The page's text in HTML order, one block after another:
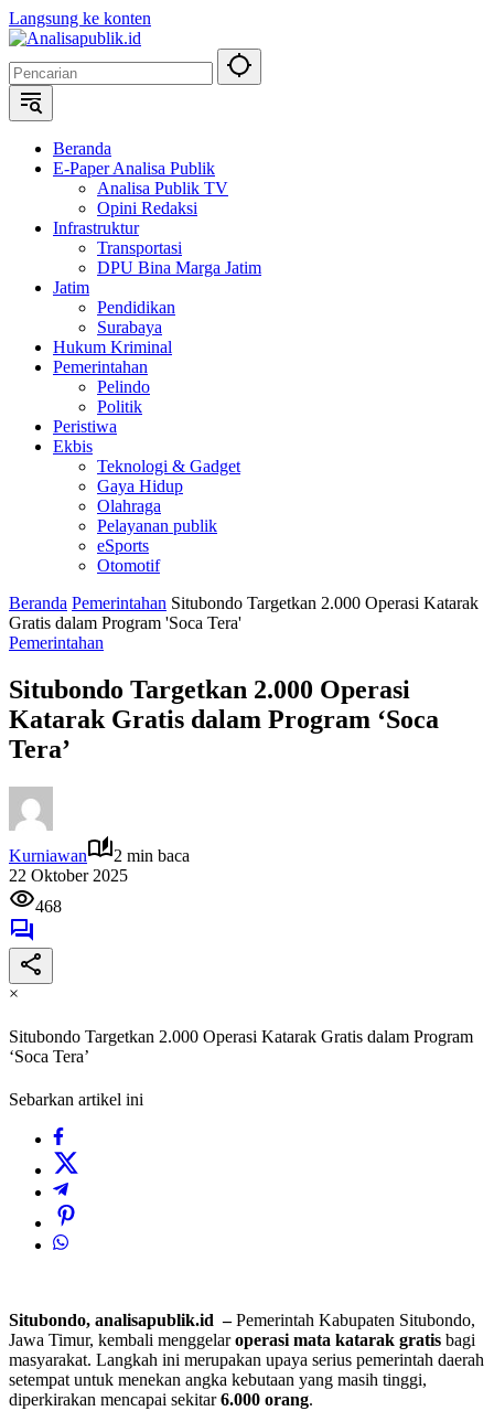
Langsung ke konten
Beranda
E-Paper Analisa Publik
Analisa Publik TV
Opini Redaksi
Infrastruktur
Transportasi
DPU Bina Marga Jatim
Jatim
Pendidikan
Surabaya
Hukum Kriminal
Pemerintahan
Pelindo
Politik
Peristiwa
Ekbis
Teknologi & Gadget
Gaya Hidup
Olahraga
Pelayanan publik
eSports
Otomotif
Beranda Pemerintahan Situbondo Targetkan 2.000 Operasi Katarak
Gratis dalam Program 'Soca Tera'
Pemerintahan
Situbondo Targetkan 2.000 Operasi
Katarak Gratis dalam Program ‘Soca
Tera’
Kurniawan
2 min baca
22 Oktober 2025
468
×
Situbondo Targetkan 2.000 Operasi Katarak Gratis dalam Program
‘Soca Tera’
Sebarkan artikel ini
Situbondo, analisapublik.id –Pemerintah Kabupaten Situbondo,
Jawa Timur, kembali menggelaroperasi mata katarak gratis bagi
masyarakat. Langkah ini merupakan upaya serius pemerintah daerah
setempat untuk menekan angka kebutaan yang masih tinggi,
diperkirakan mencapai sekitar6.000 orang.